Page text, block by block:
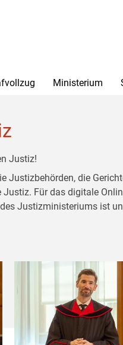
Ministerium
Justiz!
Justizbehörden, die
Für das digitale
Justizministeriums ist